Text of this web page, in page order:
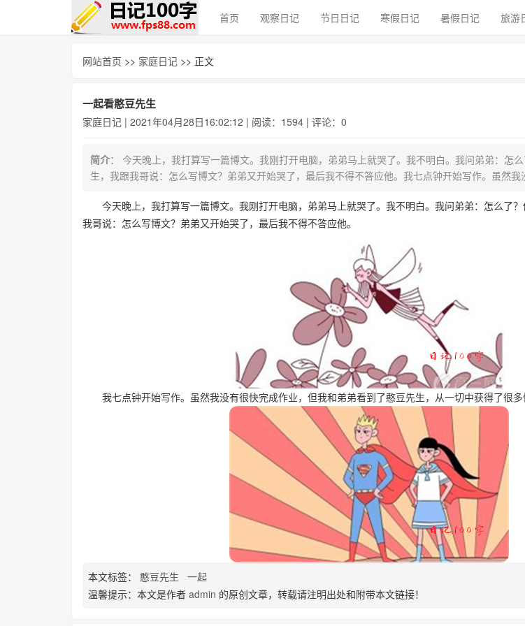
首页 观察日记 节日日记 寒假日记 暑假日记 旅游
网站首页 >> 家庭日记 >> 正文
一起看憨豆先生
家庭日记 | 2021年04月28日16:02:12 | 阅读：1594 | 评论：0
简介： 今天晚上，我打算写一篇博文。我刚打开电脑，弟弟马上就哭了。我不明白。我问弟弟：怎
生，我跟我哥说：怎么写博文？弟弟又开始哭了，最后我不得不答应他。我七点钟开始写作。虽然我
今天晚上，我打算写一篇博文。我刚打开电脑，弟弟马上就哭了。我不明白。我问弟弟：怎么了
我哥说：怎么写博文？弟弟又开始哭了，最后我不得不答应他。
我七点钟开始写作。虽然我没有很快完成作业，但我和弟弟看到了憨豆先生，从一切中获得了很多
本文标签： 憨豆先生
一起
温馨提示：本文是作者 admin 的原创文章，转载请注明出处和附带本文链接！